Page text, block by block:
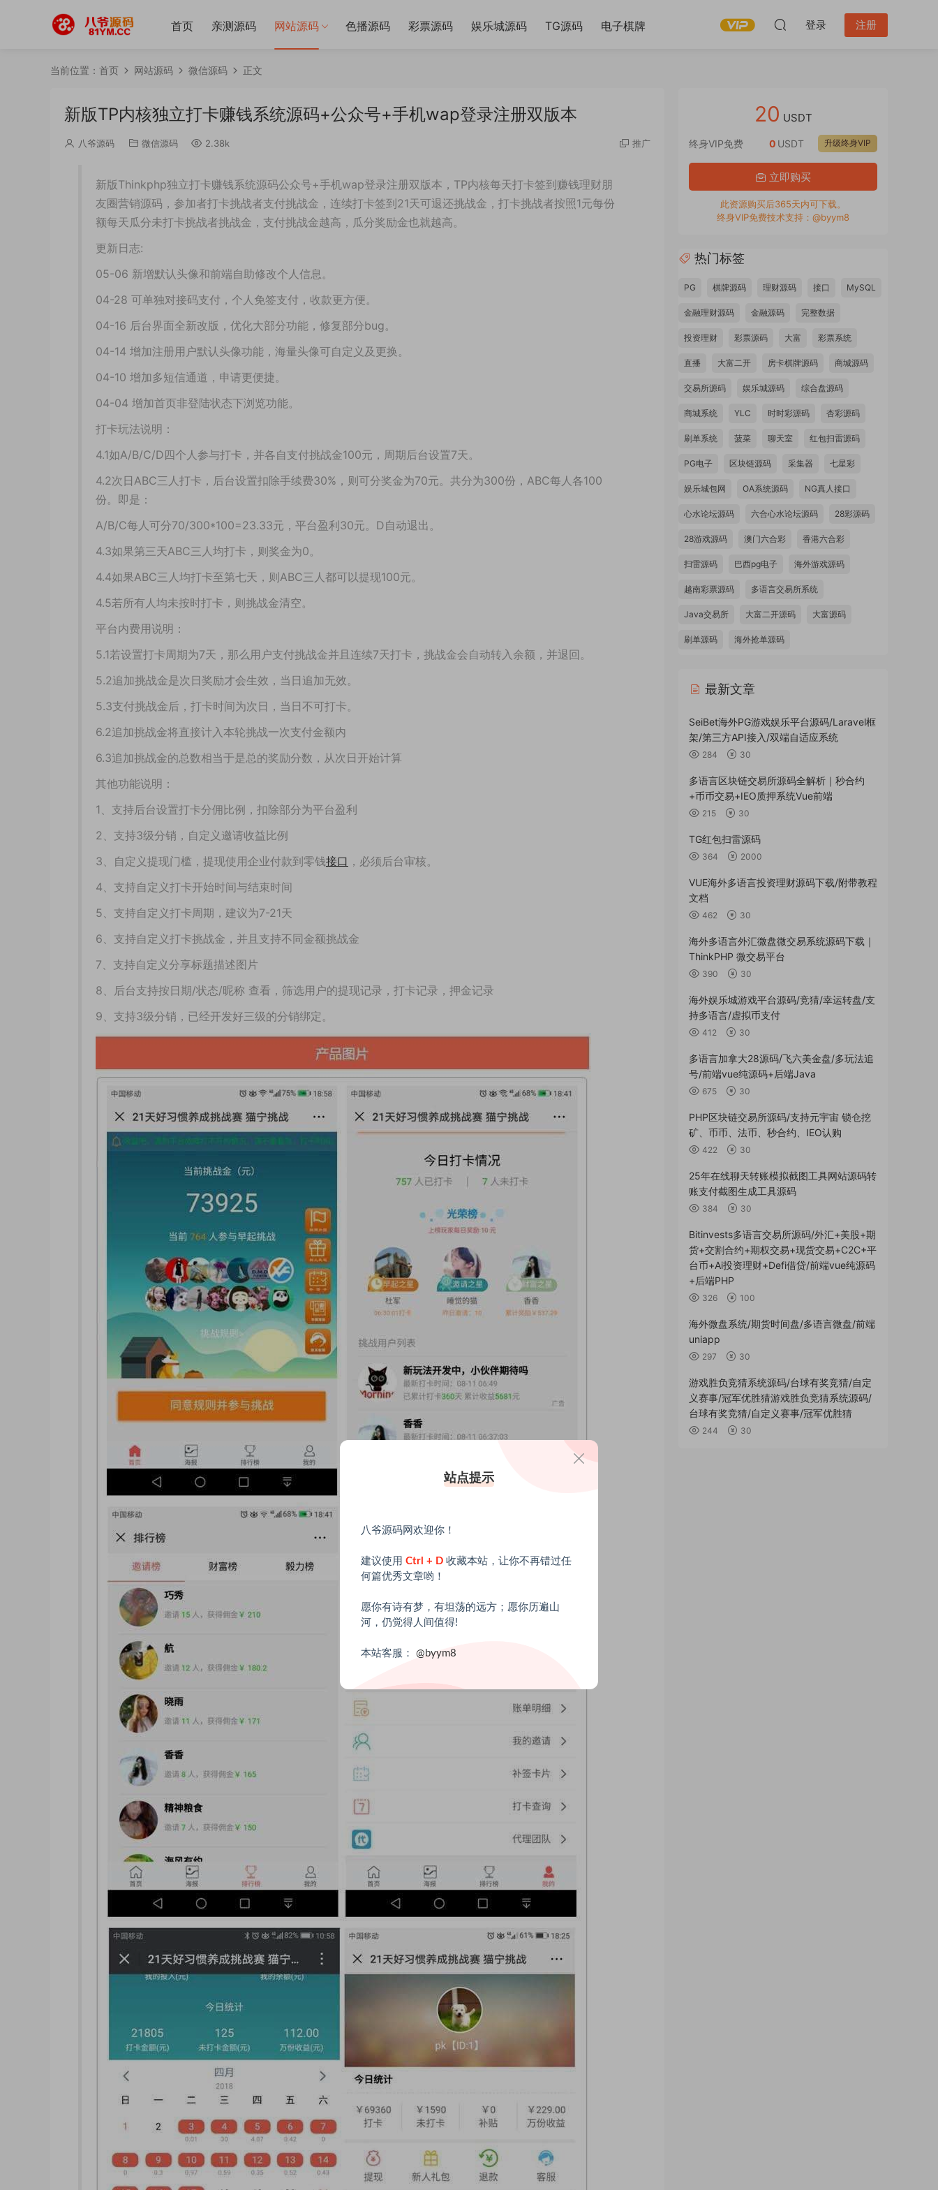
首页 亲测源码 网站源码 色播源码 彩票源码 娱乐城源码 TG源码 电子棋牌 登录 注册
当前位置： 首页 网站源码 微信源码 正文
新版TP内核独立打卡赚钱系统源码+公众号+手机wap登录注册双版本
八爷源码 微信源码 2.38k 推广
新版Thinkphp独立打卡赚钱系统源码公众号+手机wap登录注册双版本，TP内核每天打卡签到赚钱理财朋
友圈营销源码，参加者打卡挑战者支付挑战金，连续打卡签到21天可退还挑战金，打卡挑战者按照1元每份
额每天瓜分未打卡挑战者挑战金，支付挑战金越高，瓜分奖励金也就越高。
更新日志:
05-06 新增默认头像和前端自助修改个人信息。
04-28 可单独对接码支付，个人免签支付，收款更方便。
04-16 后台界面全新改版，优化大部分功能，修复部分bug。
04-14 增加注册用户默认头像功能，海量头像可自定义及更换。
04-10 增加多短信通道，申请更便捷。
04-04 增加首页非登陆状态下浏览功能。
打卡玩法说明：
4.1如A/B/C/D四个人参与打卡，并各自支付挑战金100元，周期后台设置7天。
4.2次日ABC三人打卡，后台设置扣除手续费30%，则可分奖金为70元。共分为300份，ABC每人各100
份。即是：
A/B/C每人可分70/300*100=23.33元，平台盈利30元。D自动退出。
4.3如果第三天ABC三人均打卡，则奖金为0。
4.4如果ABC三人均打卡至第七天，则ABC三人都可以提现100元。
4.5若所有人均未按时打卡，则挑战金清空。
平台内费用说明：
5.1若设置打卡周期为7天，那么用户支付挑战金并且连续7天打卡，挑战金会自动转入余额，并退回。
5.2追加挑战金是次日奖励才会生效，当日追加无效。
5.3支付挑战金后，打卡时间为次日，当日不可打卡。
6.2追加挑战金将直接计入本轮挑战一次支付金额内
6.3追加挑战金的总数相当于是总的奖励分数，从次日开始计算
其他功能说明：
1、支持后台设置打卡分佣比例，扣除部分为平台盈利
2、支持3级分销，自定义邀请收益比例
3、自定义提现门槛，提现使用企业付款到零钱接口 ，必须后台审核。
4、支持自定义打卡开始时间与结束时间
5、支持自定义打卡周期，建议为7-21天
6、支持自定义打卡挑战金，并且支持不同金额挑战金
7、支持自定义分享标题描述图片
8、后台支持按日期/状态/昵称 查看，筛选用户的提现记录，打卡记录，押金记录
9、支持3级分销，已经开发好三级的分销绑定。
20 USDT
终身VIP免费 升级终身VIP
0 USDT
立即购买
此资源购买后365天内可下载。
终身VIP免费技术支持：@byym8
热门标签
PG 棋牌源码 理财源码 接口 MySQL
金融理财源码 金融源码 完整数据
投资理财 彩票源码 大富 彩票系统
直播 大富二开 房卡棋牌源码 商城源码
交易所源码 娱乐城源码 综合盘源码
商城系统 YLC 时时彩源码 杏彩源码
刷单系统 菠菜 聊天室 红包扫雷源码
PG电子 区块链源码 采集器 七星彩
娱乐城包网 OA系统源码 NG真人接口
心水论坛源码 六合心水论坛源码 28彩源码
28游戏源码 澳门六合彩 香港六合彩
扫雷源码 巴西pg电子 海外游戏源码
越南彩票源码 多语言交易所系统
Java交易所 大富二开源码 大富源码
刷单源码 海外抢单源码
最新文章
SeiBet海外PG游戏娱乐平台源码/Laravel框
架/第三方API接入/双端自适应系统
284 30
多语言区块链交易所源码全解析｜秒合约
+币币交易+IEO质押系统Vue前端
215 30
TG红包扫雷源码
364 2000
VUE海外多语言投资理财源码下载/附带教程
文档
462 30
海外多语言外汇微盘微交易系统源码下载｜
ThinkPHP 微交易平台
390 30
海外娱乐城游戏平台源码/竞猜/幸运转盘/支
持多语言/虚拟币支付
412 30
多语言加拿大28源码/飞六美金盘/多玩法追
号/前端vue纯源码+后端Java
675 30
PHP区块链交易所源码/支持元宇宙 锁仓挖
矿、币币、法币、秒合约、IEO认购
422 30
25年在线聊天转账模拟截图工具网站源码转
账支付截图生成工具源码
384 30
Bitinvests多语言交易所源码/外汇+美股+期
货+交割合约+期权交易+现货交易+C2C+平
台币+Ai投资理财+Defi借贷/前端vue纯源码
+后端PHP
326 100
海外微盘系统/期货时间盘/多语言微盘/前端
uniapp
297 30
游戏胜负竞猜系统源码/台球有奖竞猜/自定
义赛事/冠军优胜猜游戏胜负竞猜系统源码/
台球有奖竞猜/自定义赛事/冠军优胜猜
244 30
站点提示
八爷源码网欢迎你！
建议使用 Ctrl + D 收藏本站，让你不再错过任
何篇优秀文章哟！
愿你有诗有梦，有坦荡的远方；愿你历遍山
河，仍觉得人间值得!
本站客服： @byym8